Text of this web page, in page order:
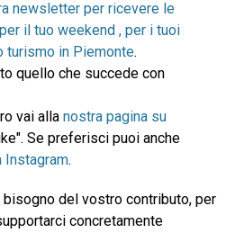
newsletter per ricevere le
il tuo weekend , per i tuoi
turismo in Piemonte.
quello che succede con
vai alla nostra pagina su
Se preferisci puoi anche
Instagram.
del vostro contributo, per
concretamente